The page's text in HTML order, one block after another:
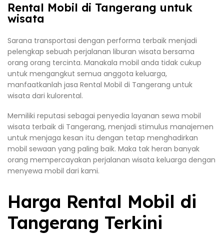
Rental Mobil di Tangerang untuk
wisata
Sarana transportasi dengan performa terbaik menjadi
pelengkap sebuah perjalanan liburan wisata bersama
orang orang tercinta. Manakala mobil anda tidak cukup
untuk mengangkut semua anggota keluarga,
manfaatkanlah jasa Rental Mobil di Tangerang untuk
wisata dari kulorental.
Memiliki reputasi sebagai penyedia layanan sewa mobil
wisata terbaik di Tangerang, menjadi stimulus manajemen
untuk menjaga kesan itu dengan tetap menghadirkan
mobil sewaan yang paling baik. Maka tak heran banyak
orang mempercayakan perjalanan wisata keluarga dengan
menyewa mobil dari kami.
Harga Rental Mobil di
Tangerang Terkini